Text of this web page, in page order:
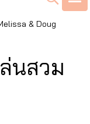
& Doug
นสวม